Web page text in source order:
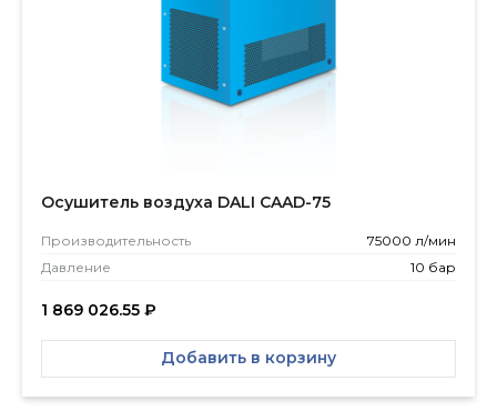
Осушитель воздуха DALI CAAD-75
Производитель­ность
75000 л/мин
Давление
10 бар
1 869 026.55 ₽
Добавить в корзину